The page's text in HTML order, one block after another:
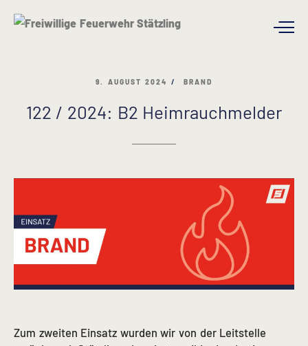
9. AUGUST 2024 BRAND
122 / 2024: B2 Heimrauchmelder
Zum zweiten Einsatz wurden wir von der Leitstelle